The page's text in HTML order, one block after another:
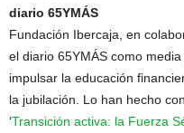
diario 65YMÁS
Fundación Ibercaja, en
el diario 65YMÁS como
impulsar la educación
la jubilación. Lo han hecho
‘Transición activa: la Fuerza